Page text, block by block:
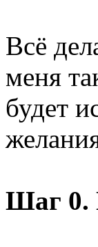
Всё
меня
будет
Шаг 0.